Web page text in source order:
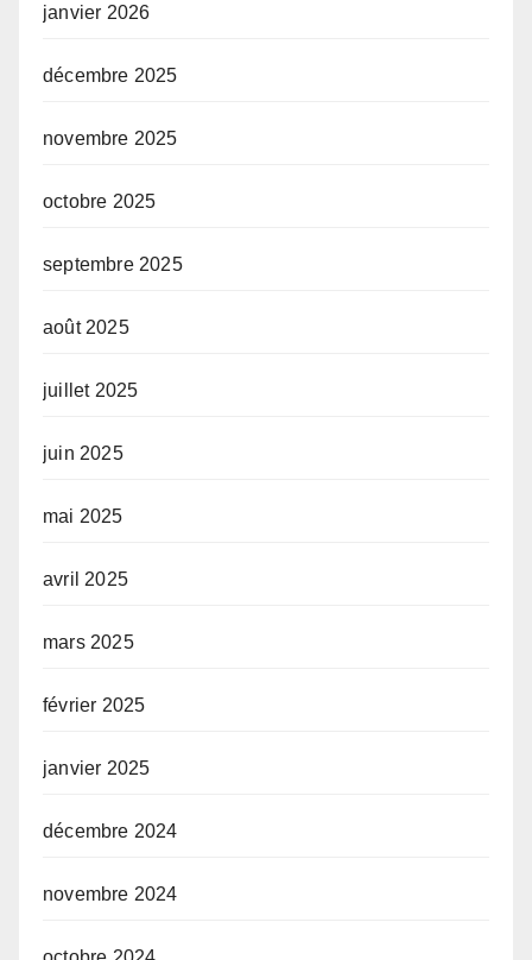
janvier 2026
décembre 2025
novembre 2025
octobre 2025
septembre 2025
août 2025
juillet 2025
juin 2025
mai 2025
avril 2025
mars 2025
février 2025
janvier 2025
décembre 2024
novembre 2024